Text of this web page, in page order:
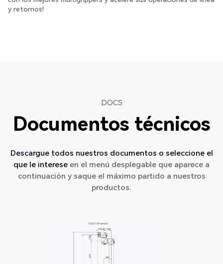
y retornos!
DOCS
Documentos técnicos
Descargue todos nuestros documentos o seleccione el
que le interese en el menú desplegable que aparece a
continuación y saque el máximo partido a nuestros
productos.